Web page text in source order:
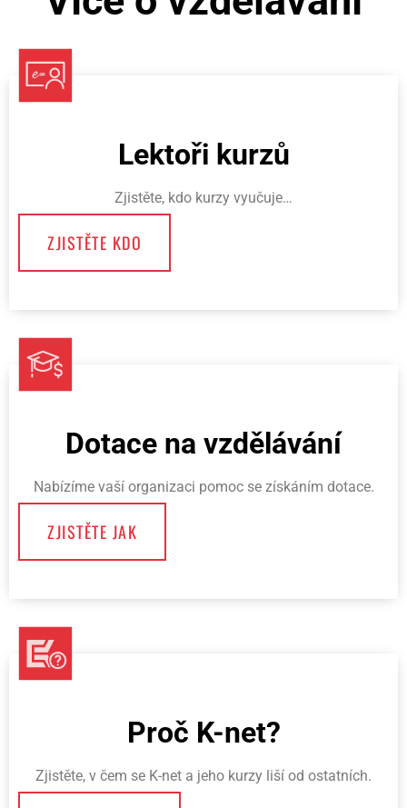
Lektoři kurzů
Zjistěte, kdo kurzy vyučuje…
ZJISTĚTE KDO
Dotace na vzdělávání
Nabízíme vaší organizaci pomoc se získáním dotace.
ZJISTĚTE JAK
Proč K-net?
Zjistěte, v čem se K-net a jeho kurzy liší od ostatních.